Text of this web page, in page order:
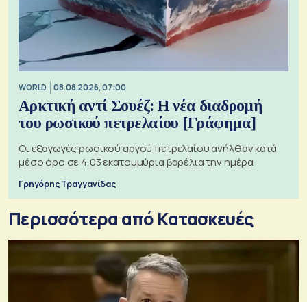
WORLD 08.08.2026, 07:00
Αρκτική αντί Σουέζ: Η νέα διαδρομή
του ρωσικού πετρελαίου [Γράφημα]
Οι εξαγωγές ρωσικού αργού πετρελαίου ανήλθαν κατά
μέσο όρο σε 4,03 εκατομμύρια βαρέλια την ημέρα
Γρηγόρης Τραγγανίδας
Περισσότερα από Κατασκευές